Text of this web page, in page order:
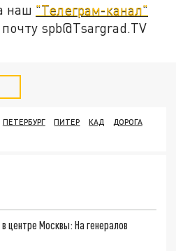
наш "Телеграм-канал"
spb@Tsargrad.TV
ПЕТЕРБУРГ ПИТЕР КАД
ДОРОГА
центре Москвы: На генералов